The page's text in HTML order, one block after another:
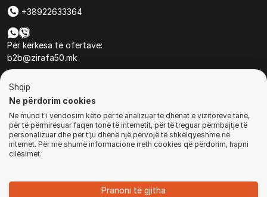
MË NJOFTO
+38922633364
Për kërkesa të ofertave:
b2b@zirafa50.mk
© Të gjitha të drejtat e rezervuara
Shqip
Ne përdorim cookies
Ne mund t'i vendosim këto për të analizuar të dhënat e vizitorëve tanë,
për të përmirësuar faqen tonë të internetit, për të treguar përmbajtje të
personalizuar dhe për t'ju dhënë një përvojë të shkëlqyeshme në
internet. Për më shumë informacione rreth cookies që përdorim, hapni
cilësimet.
Pranoni të gjitha